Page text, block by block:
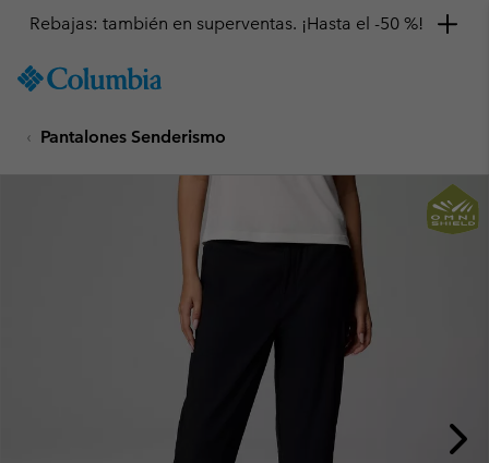
TO
SKIP
Rebajas: también en superventas. ¡Hasta el -50 %!
Pantalones Senderismo